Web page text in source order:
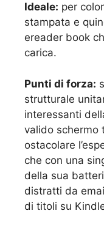
Ideale: per
stampata e
ereader book
carica.
Punti di forza:
strutturale
interessanti
valido schermo
ostacolare
che con una
della sua
distratti da
di titoli su